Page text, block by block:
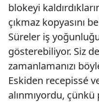
blokeyi
çıkmaz kopyasını
Süreler iş
gösterebiliyor. Siz
zamanlamanızı
Eskiden recepissé
alınmıyordu,